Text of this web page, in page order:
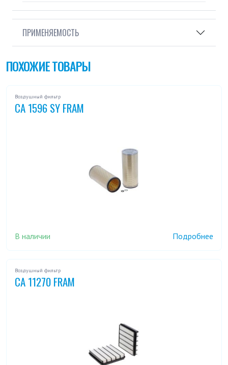
ПРИМЕНЯЕМОСТЬ
ПОХОЖИЕ ТОВАРЫ
Воздушный фильтр
CA 1596 SY FRAM
В наличии Подробнее
Воздушный фильтр
CA 11270 FRAM